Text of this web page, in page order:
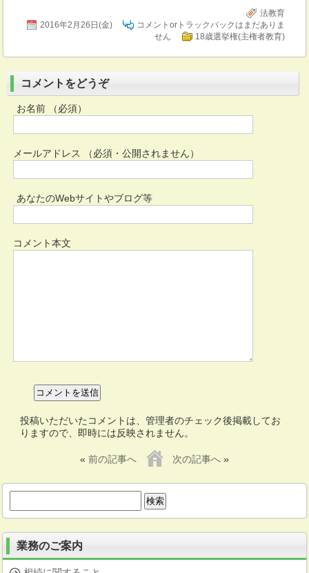
法教育
2016年2月26日(金)
コメントorトラックバックはまだありま
せん
18歳選挙権(主権者教育)
コメントをどうぞ
お名前 （必須）
メールアドレス （必須・公開されません）
あなたのWebサイトやブログ等
コメント本文
投稿いただいたコメントは、管理者のチェック後掲載してお
りますので、即時には反映されません。
« 前の記事へ 次の記事へ »
索:
業務のご案内